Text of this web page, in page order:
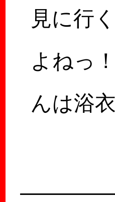
見に行
よねっ
んは浴
らしっ